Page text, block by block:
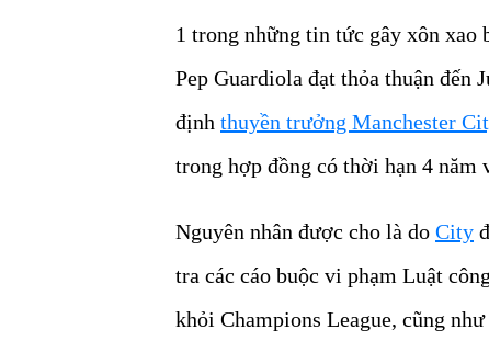
1 trong những tin tức gây xôn xao
Pep Guardiola đạt thỏa thuận đến
định thuyền trưởng Manchester
trong hợp đồng có thời hạn 4 năm
Nguyên nhân được cho là do City
tra các cáo buộc vi phạm Luật
khỏi Champions League, cũng